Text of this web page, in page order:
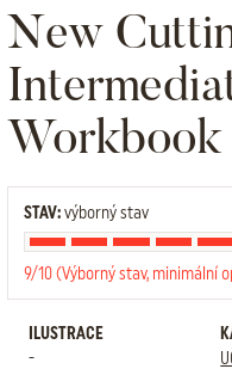
New
Workbook
STAV:výborný stav
9/10 (Výborný stav, minimální
ILUSTRACE
-